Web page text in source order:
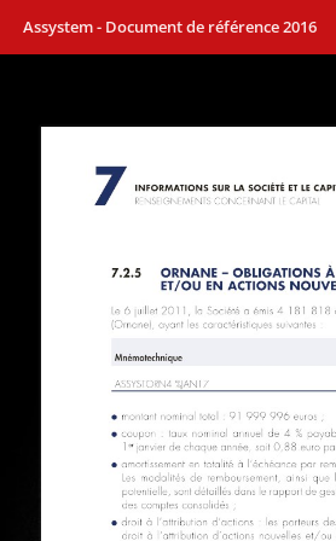
Assystem - Document de référence 2016